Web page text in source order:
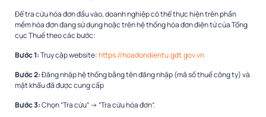
Để tra cứu hóa đơn đầu vào, doanh nghiệp có thể thực hiện trên phần
mềm hóa đơn đang sử dụng hoặc trên hệ thống hóa đơn điện tử của Tổng
cục Thuế theo các bước:
Bước 1:Truy cập website:https://hoadondientu.gdt.gov.vn
Bước 2:Đăng nhập hệ thống bằng tên đăng nhập (mã số thuế công ty) và
mật khẩu đã được cung cấp
Bước 3:Chọn “Tra cứu” → “Tra cứu hóa đơn”.